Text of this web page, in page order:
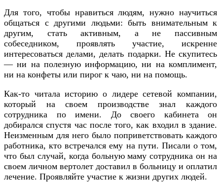
Для того, чтобы нравиться людям, нужно научиться
общаться с другими людьми: быть внимательным к
другим, стать активным, а не пассивным
собеседником, проявлять участие, искренне
интересоваться делами, делать подарки. Не скупитесь
— ни на полезную информацию, ни на комплимент,
ни на конфеты или пирог к чаю, ни на помощь.
Как-то читала историю о лидере сетевой компании,
который на своем производстве знал каждого
сотрудника по имени. До своего кабинета он
добирался спустя час после того, как входил в здание.
Неизменным для него было поприветствовать каждого
работника, кто встречался ему на пути. Писали о том,
что был случай, когда больную маму сотрудника он на
своем личном вертолет доставил в больницу и оплатил
лечение. Проявляйте участие к жизни других людей.